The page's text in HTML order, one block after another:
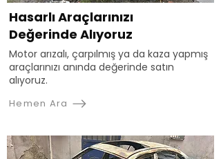
Hasarlı Araçlarınızı
Değerinde Alıyoruz
Motor arızalı, çarpılmış ya da kaza yapmış
araçlarınızı anında değerinde satın
alıyoruz.
Hemen Ara